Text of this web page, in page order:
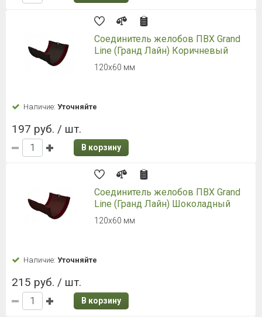
Соединитель желобов ПВХ Grand
Line (Гранд Лайн) Коричневый
120х60 мм
Наличие: Уточняйте
197 руб. / шт.
В корзину
Соединитель желобов ПВХ Grand
Line (Гранд Лайн) Шоколадный
120х60 мм
Наличие: Уточняйте
215 руб. / шт.
В корзину